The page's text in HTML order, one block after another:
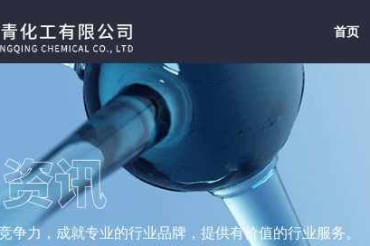
首页
争力，成就专业的行业品牌，提供有价值的行业服务。